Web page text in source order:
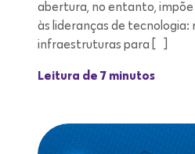
abertura, no entanto, impõe
às lideranças de tecnologia:
infraestruturas para […]
Leitura de 7 minutos